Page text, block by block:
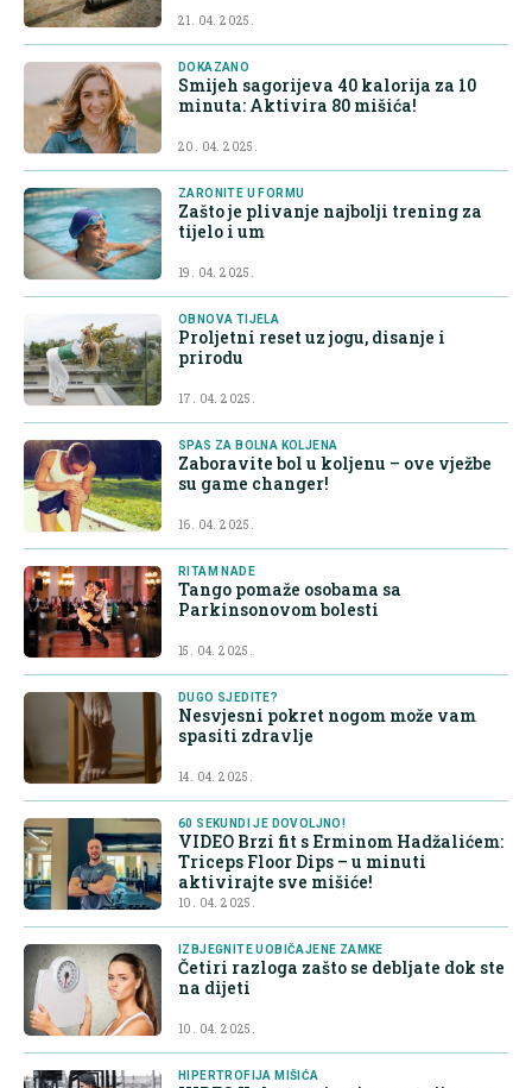
21. 04. 2025.
DOKAZANO
Smijeh sagorijeva 40 kalorija za 10
minuta: Aktivira 80 mišića!
20. 04. 2025.
ZARONITE U FORMU
Zašto je plivanje najbolji trening za
tijelo i um
19. 04. 2025.
OBNOVA TIJELA
Proljetni reset uz jogu, disanje i
prirodu
17. 04. 2025.
SPAS ZA BOLNA KOLJENA
Zaboravite bol u koljenu – ove vježbe
su game changer!
16. 04. 2025.
RITAM NADE
Tango pomaže osobama sa
Parkinsonovom bolesti
15. 04. 2025.
DUGO SJEDITE?
Nesvjesni pokret nogom može vam
spasiti zdravlje
14. 04. 2025.
60 SEKUNDI JE DOVOLJNO!
VIDEO Brzi fit s Erminom Hadžalićem:
Triceps Floor Dips – u minuti
aktivirajte sve mišiće!
10. 04. 2025.
IZBJEGNITE UOBIČAJENE ZAMKE
Četiri razloga zašto se debljate dok ste
na dijeti
10. 04. 2025.
HIPERTROFIJA MIŠIĆA